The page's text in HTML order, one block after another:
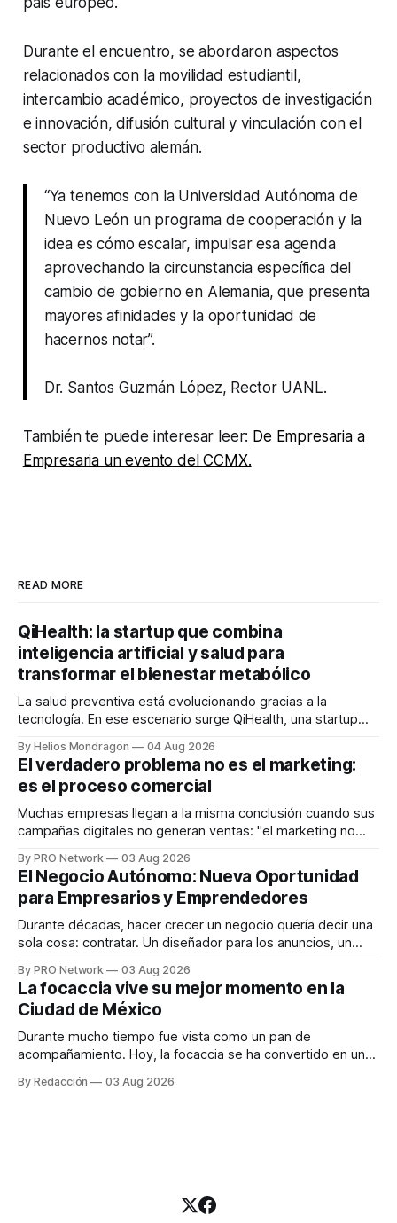
Durante el encuentro, se abordaron aspectos
relacionados con la movilidad estudiantil,
intercambio académico, proyectos de investigación
e innovación, difusión cultural y vinculación con el
sector productivo alemán.
“Ya tenemos con la Universidad Autónoma de
Nuevo León un programa de cooperación y la
idea es cómo escalar, impulsar esa agenda
aprovechando la circunstancia específica del
cambio de gobierno en Alemania, que presenta
mayores afinidades y la oportunidad de
hacernos notar”.
Dr. Santos Guzmán López, Rector UANL.
También te puede interesar leer: De Empresaria a
Empresaria un evento del CCMX.
READ MORE
QiHealth: la startup que combina
inteligencia artificial y salud para
transformar el bienestar metabólico
La salud preventiva está evolucionando gracias a la
tecnología. En ese escenario surge QiHealth, una startup
dispositivos inteligentes, inteligencia artificial y monitoreo
en tiempo real para ayudar a las personas a tomar mejores
decisiones sobre su salud metabólica. Su propuesta busca
responder
By Helios Mondragon 04 Aug 2026
El verdadero problema no es el marketing:
es el proceso comercial
Muchas empresas llegan a la misma conclusión cuando sus
campañas digitales no generan ventas: "el marketing no
INTERIUS, el problema suele estar en otro lugar. Durante
una entrevista para el podcast SER PRO, el especialista en
marketing digital explicó que
By PRO Network 03 Aug 2026
El Negocio Autónomo: Nueva Oportunidad
para Empresarios y Emprendedores
Durante décadas, hacer crecer un negocio quería decir una
sola cosa: contratar. Un diseñador para los anuncios, un
para los textos, alguien que supiera de publicidad digital
para encontrar prospectos, un vendedor para atender
llamadas y mensajes, y —con suerte— una persona
By PRO Network 03 Aug 2026
La focaccia vive su mejor momento en la
Ciudad de México
Durante mucho tiempo fue vista como un pan de
acompañamiento. Hoy, la focaccia se ha convertido en uno
artesanal, ingredientes de calidad y experiencias que
By Redacción 03 Aug 2026